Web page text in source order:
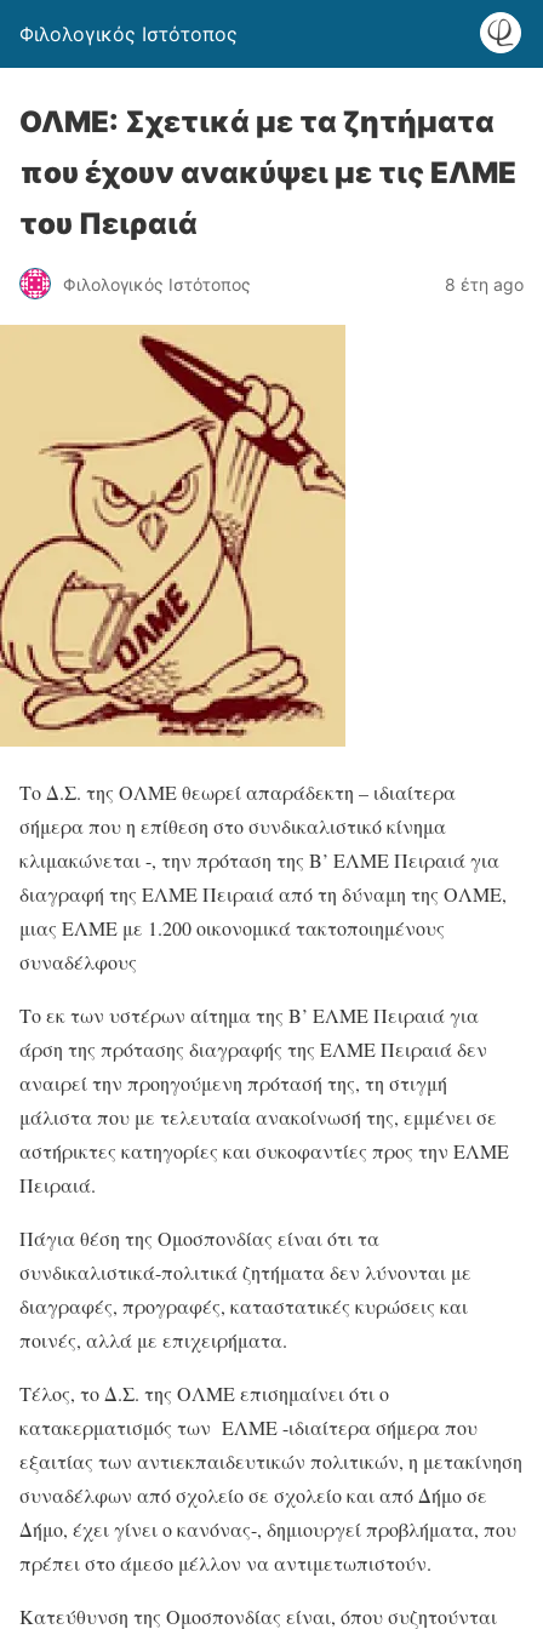
Φιλολογικός Ιστότοπος
ΟΛΜΕ: Σχετικά με τα ζητήματα
που έχουν ανακύψει με τις ΕΛΜΕ
του Πειραιά
Φιλολογικός Ιστότοπος 8 έτη ago
Το Δ.Σ. της ΟΛΜΕ θεωρεί απαράδεκτη – ιδιαίτερα
σήμερα που η επίθεση στο συνδικαλιστικό κίνημα
κλιμακώνεται -, την πρόταση της Β’ ΕΛΜΕ Πειραιά για
διαγραφή της ΕΛΜΕ Πειραιά από τη δύναμη της ΟΛΜΕ,
μιας ΕΛΜΕ με 1.200 οικονομικά τακτοποιημένους
συναδέλφους
Το εκ των υστέρων αίτημα της Β’ ΕΛΜΕ Πειραιά για
άρση της πρότασης διαγραφής της ΕΛΜΕ Πειραιά δεν
αναιρεί την προηγούμενη πρότασή της, τη στιγμή
μάλιστα που με τελευταία ανακοίνωσή της, εμμένει σε
αστήρικτες κατηγορίες και συκοφαντίες προς την ΕΛΜΕ
Πειραιά.
Πάγια θέση της Ομοσπονδίας είναι ότι τα
συνδικαλιστικά-πολιτικά ζητήματα δεν λύνονται με
διαγραφές, προγραφές, καταστατικές κυρώσεις και
ποινές, αλλά με επιχειρήματα.
Τέλος, το Δ.Σ. της ΟΛΜΕ επισημαίνει ότι ο
κατακερματισμός των ΕΛΜΕ -ιδιαίτερα σήμερα που
εξαιτίας των αντιεκπαιδευτικών πολιτικών, η μετακίνηση
συναδέλφων από σχολείο σε σχολείο και από Δήμο σε
Δήμο, έχει γίνει ο κανόνας-, δημιουργεί προβλήματα, που
πρέπει στο άμεσο μέλλον να αντιμετωπιστούν.
Κατεύθυνση της Ομοσπονδίας είναι, όπου συζητούνται